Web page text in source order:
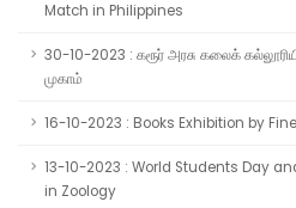
Match in Philippines
30-10-2023 : கரூர் அரசு கலைக்
முகாம்
16-10-2023 : Books Exhibition by
13-10-2023 : World Students Day
in Zoology